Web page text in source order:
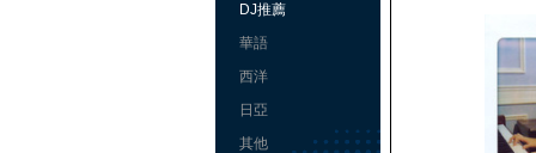
DJ推薦
華語
西洋
日亞
其他